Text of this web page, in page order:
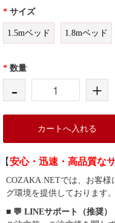
* サイズ
1.5mベッド 1.8mベッド
* 数量
- +
カートへ入れる
【安心・迅速・高品質な
COZAKA.NETでは、お客様
グ環境を提供しております。
■ 💬 LINEサポート（推奨）